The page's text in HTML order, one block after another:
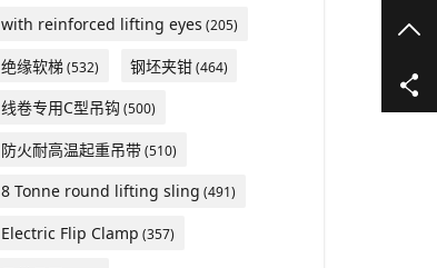
with reinforced lifting eyes (205)
绝缘软梯(532) 钢坯夹钳(464)
线卷专用C型吊钩 (500)
防火耐高温起重吊带(510)
8 Tonne round lifting sling (491)
Electric Flip Clamp (357)